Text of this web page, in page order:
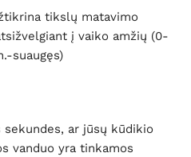
tikslų matavimo
į vaiko amžių (0-
suaugęs)
ar jūsų kūdikio
vanduo yra tinkamos